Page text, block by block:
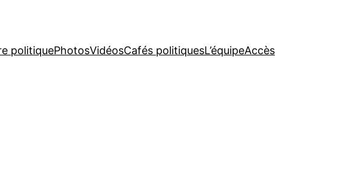
politiquePhotosVidéosCafés politiquesL’équipeAccès